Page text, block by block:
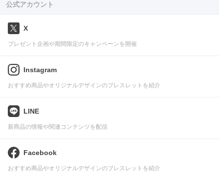
公式アカウント
X
プレゼント企画や期間限定のキャンペーンを開催
Instagram
おすすめ商品やオリジナルデザインのブレスレットを紹介
LINE
新商品の情報や関連コンテンツを配信
Facebook
おすすめ商品やオリジナルデザインのブレスレットを紹介